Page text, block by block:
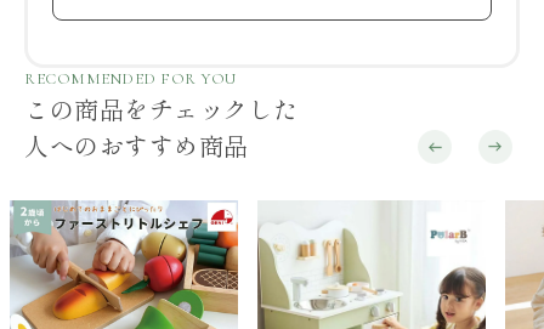
RECOMMENDED FOR YOU
この商品をチェックした
人へのおすすめ商品